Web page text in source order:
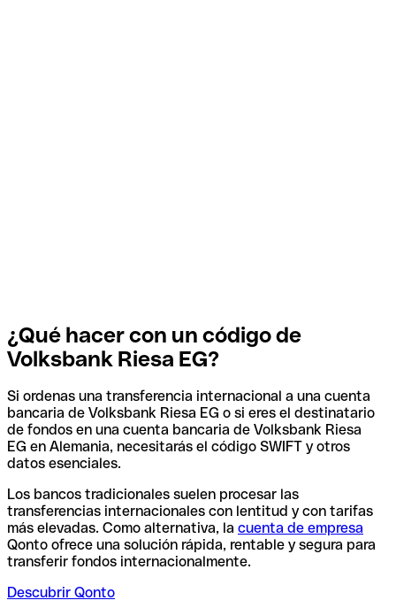
¿Qué hacer con un código de
Volksbank Riesa EG?
Si ordenas una transferencia internacional a una cuenta
bancaria de Volksbank Riesa EG o si eres el destinatario
de fondos en una cuenta bancaria de Volksbank Riesa
EG en Alemania, necesitarás el código SWIFT y otros
datos esenciales.
Los bancos tradicionales suelen procesar las
transferencias internacionales con lentitud y con tarifas
más elevadas. Como alternativa, la cuenta de empresa
Qonto ofrece una solución rápida, rentable y segura para
transferir fondos internacionalmente.
Descubrir Qonto